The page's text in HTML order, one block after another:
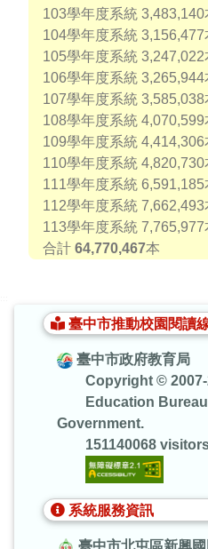
103學年度系統 3,483,140
104學年度系統 3,156,477
105學年度系統 3,247,022
106學年度系統 3,265,944
107學年度系統 3,585,038
108學年度系統 4,070,599
109學年度系統 4,414,306
110學年度系統 4,820,730
111學年度系統 6,591,185
112學年度系統 7,662,493
113學年度系統 7,765,977
合計 64,770,467本
臺中市推動校園閱讀
臺中市政府教育局
Copyright © 2007-
Education Bureau,
Government.
151140068 visitors
系統服務資訊
臺中市北屯區新興